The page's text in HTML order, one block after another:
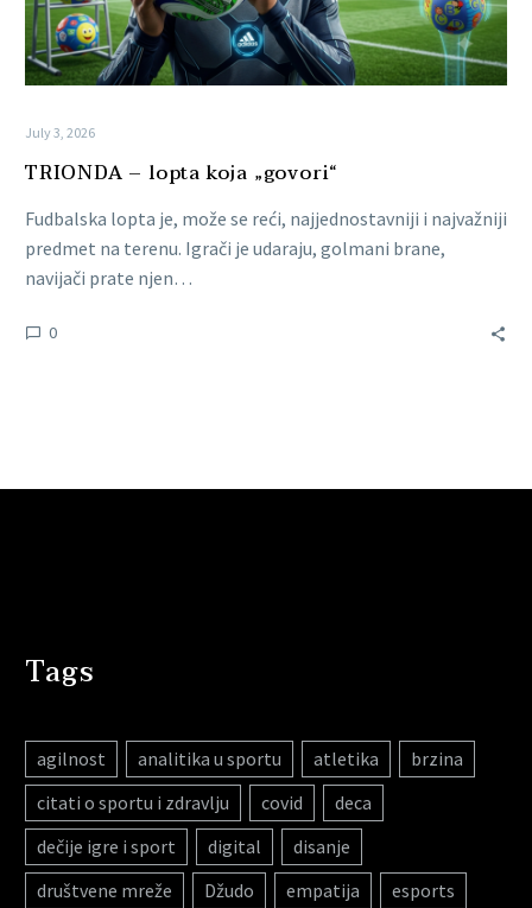
July 3, 2026
TRIONDA – lopta koja „govori“
Fudbalska lopta je, može se reći, najjednostavniji i najvažniji
predmet na terenu. Igrači je udaraju, golmani brane,
navijači prate njen…
0
Tags
agilnost analitika u sportu atletika
brzina
citati o sportu i zdravlju
covid
deca
dečije igre i sport
digital
disanje
društvene mreže
Džudo empatija
esports